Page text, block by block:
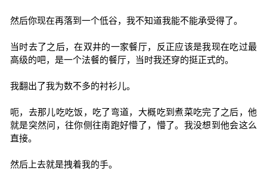
然后你现在再落到一个低谷，我不知道我能不能承受得了。
当时去了之后，在双井的一家餐厅，反正应该是我现在吃过最
高级的吧，是一个法餐的餐厅，当时我还穿的挺正式的。
我翻出了我为数不多的衬衫儿。
呃，去那儿吃吃饭，吃了弯道，大概吃到煮菜吃完了之后，他
就是突然问，往你侧往南跑好懵了，懵了。我没想到他会这么
直接。
然后上去就是拽着我的手。